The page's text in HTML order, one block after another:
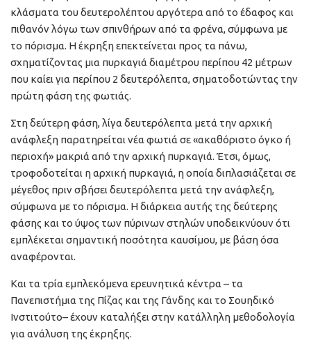
κλάσματα του δευτερολέπτου αργότερα από το έδαφος και
πιθανόν λόγω των σπινθήρων από τα φρένα, σύμφωνα με
το πόρισμα. Η έκρηξη επεκτείνεται προς τα πάνω,
σχηματίζοντας μια πυρκαγιά διαμέτρου περίπου 42 μέτρων
που καίει για περίπου 2 δευτερόλεπτα, σηματοδοτώντας την
πρώτη φάση της φωτιάς.
Στη δεύτερη φάση, λίγα δευτερόλεπτα μετά την αρχική
ανάφλεξη παρατηρείται νέα φωτιά σε «ακαθόριστο όγκο ή
περιοχή» μακριά από την αρχική πυρκαγιά. Έτσι, όμως,
τροφοδοτείται η αρχική πυρκαγιά, η οποία διπλασιάζεται σε
μέγεθος πριν σβήσει δευτερόλεπτα μετά την ανάφλεξη,
σύμφωνα με το πόρισμα. Η διάρκεια αυτής της δεύτερης
φάσης και το ύψος των πύρινων στηλών υποδεικνύουν ότι
εμπλέκεται σημαντική ποσότητα καυσίμου, με βάση όσα
αναφέρονται.
Και τα τρία εμπλεκόμενα ερευνητικά κέντρα – τα
Πανεπιστήμια της Πίζας και της Γάνδης και το Σουηδικό
Ινστιτούτο– έχουν καταλήξει στην κατάλληλη μεθοδολογία
για ανάλυση της έκρηξης.